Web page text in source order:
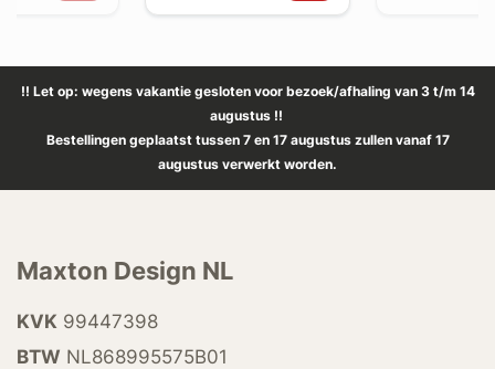
!! Let op: wegens vakantie gesloten voor bezoek/afhaling van 3 t/m 14
augustus !!
Bestellingen geplaatst tussen 7 en 17 augustus zullen vanaf 17
augustus verwerkt worden.
Maxton Design NL
KVK 99447398
BTW NL868995575B01